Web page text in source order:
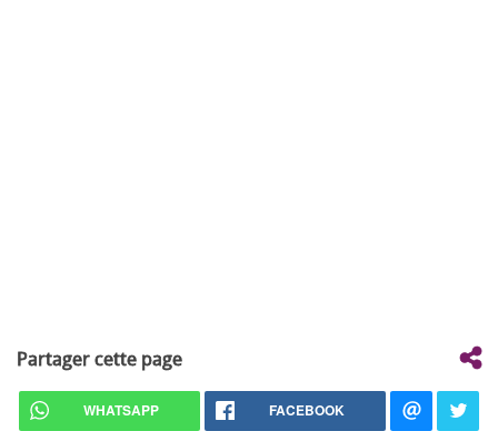
Partager cette page
WHATSAPP FACEBOOK